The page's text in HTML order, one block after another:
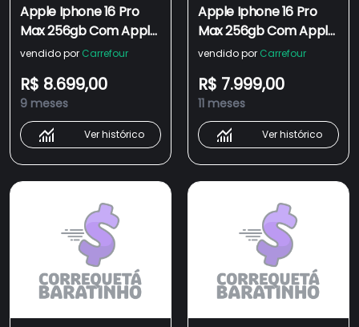
Apple Iphone 16 Pro
Max 256gb Com Apple
Inteligência Ai Novo
vendido por Carrefour
R$ 8.699,00
9 meses
Ver histórico
Apple Iphone 16 Pro
Max 256gb Com Apple
Inteligência Ia Novo
vendido por Carrefour
R$ 7.999,00
11 meses
Ver histórico